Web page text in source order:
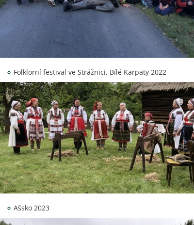
Folklorní festival ve Strážnici, Bílé Karpaty 2022
Ašsko 2023